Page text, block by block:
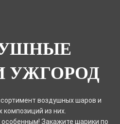
УЖГОРОД
воздушных шаров и
композиций из них.
Закажите шарики по